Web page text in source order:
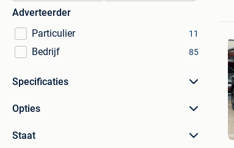
Adverteerder
Particulier
11
Bedrijf 85
Specificaties
Opties
Staat